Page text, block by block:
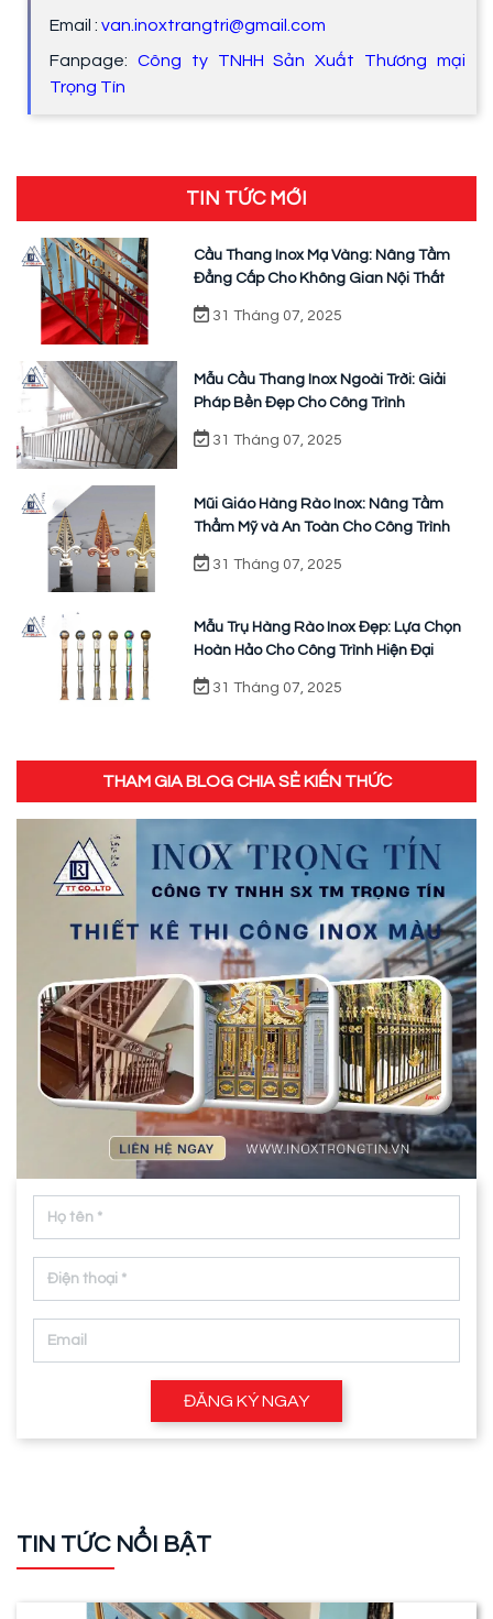
Email : van.inoxtrangtri@gmail.com
Fanpage: Công ty TNHH Sản Xuất Thương mại
Trọng Tín
TIN TỨC MỚI
Cầu Thang Inox Mạ Vàng: Nâng Tầm
Đẳng Cấp Cho Không Gian Nội Thất
31 Tháng 07, 2025
Mẫu Cầu Thang Inox Ngoài Trời: Giải
Pháp Bền Đẹp Cho Công Trình
31 Tháng 07, 2025
Mũi Giáo Hàng Rào Inox: Nâng Tầm
Thẩm Mỹ và An Toàn Cho Công Trình
31 Tháng 07, 2025
Mẫu Trụ Hàng Rào Inox Đẹp: Lựa Chọn
Hoàn Hảo Cho Công Trình Hiện Đại
31 Tháng 07, 2025
THAM GIA BLOG CHIA SẺ KIẾN THỨC
ĐĂNG KÝ NGAY
TIN TỨC NỔI BẬT